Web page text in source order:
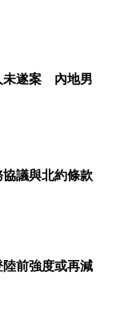
未遂案 內地男
議與北約條款
陸前強度或再減